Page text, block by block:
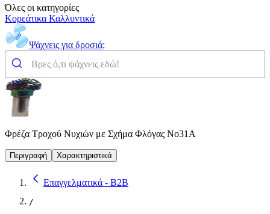
Όλες οι κατηγορίες
Κορεάτικα Καλλυντικά
Ψάχνεις για δροσιά;
Φρέζα Τροχού Νυχιών με Σχήμα Φλόγας No31A
Περιγραφή Χαρακτηριστικά
Επαγγελματικά - B2B
/